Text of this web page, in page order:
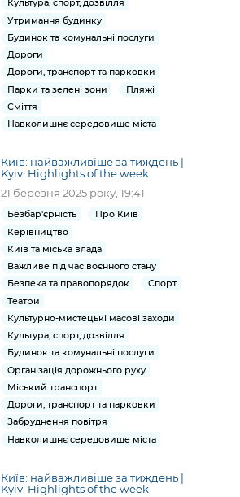
Культура, спорт, дозвілля
Утримання будинку
Будинок та комунальні послуги
Дороги
Дороги, транспорт та парковки
Парки та зелені зони
Пляжі
Сміття
Навколишнє середовище міста
Київ: найважливіше за тиждень |
Kyiv. Highlights of the week
21 березня 2025 року, 19:41
Безбар'єрність
Про Київ
Керівництво
Київ та міська влада
Важливе під час воєнного стану
Безпека та правопорядок
Спорт
Театри
Культурно-мистецькі масові заходи
Культура, спорт, дозвілля
Будинок та комунальні послуги
Організація дорожнього руху
Міський транспорт
Дороги, транспорт та парковки
Забруднення повітря
Навколишнє середовище міста
Київ: найважливіше за тиждень |
Kyiv. Highlights of the week